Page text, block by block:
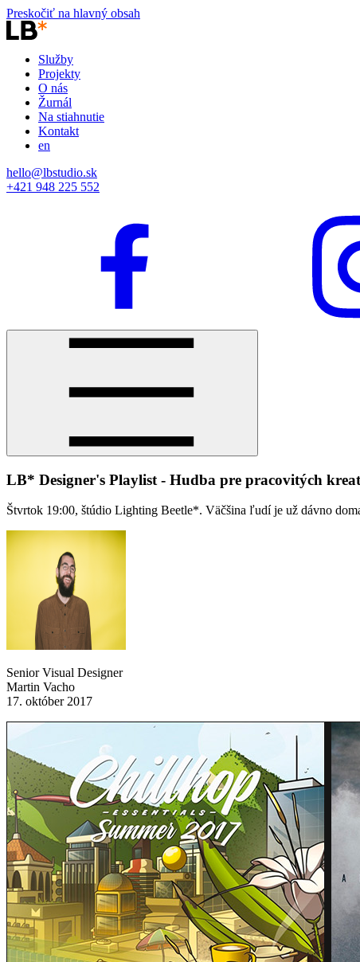
Preskočiť na hlavný obsah
Služby
Projekty
O nás
Žurnál
Na stiahnutie
Kontakt
en
hello@lbstudio.sk
+421 948 225 552
LB* Designer's Playlist - Hudba pre pracovitých
Štvrtok 19:00, štúdio Lighting Beetle*. Väčšina ľudí je už dávno
Senior Visual Designer
Martin Vacho
17. október 2017